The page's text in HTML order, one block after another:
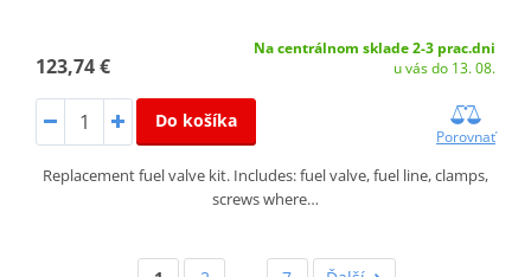
123,74 €
Na centrálnom sklade 2-3 prac.dni
u vás do 13. 08.
Do košíka
Porovnať
Replacement fuel valve kit. Includes: fuel valve, fuel line, clamps,
screws where…